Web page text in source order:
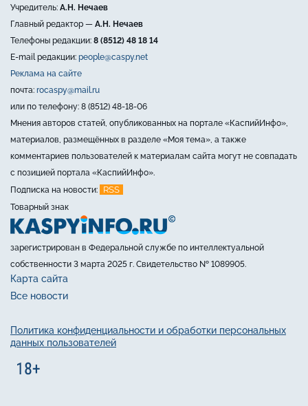
Учредитель: А.Н. Нечаев
Главный редактор — А.Н. Нечаев
Телефоны редакции: 8 (8512) 48 18 14
E-mail редакции: people@caspy.net
Реклама на сайте
почта: rocaspy@mail.ru
или по телефону: 8 (8512) 48-18-06
Мнения авторов статей, опубликованных на портале «КаспийИнфо»,
материалов, размещённых в разделе «Моя тема», а также
комментариев пользователей к материалам сайта могут не совпадать
с позицией портала «КаспийИнфо».
Подписка на новости:
RSS
Товарный знак
зарегистрирован в Федеральной службе по интеллектуальной
собственности 3 марта 2025 г. Свидетельство № 1089905.
Карта сайта
Все новости
Политика конфиденциальности и обработки персональных
данных пользователей